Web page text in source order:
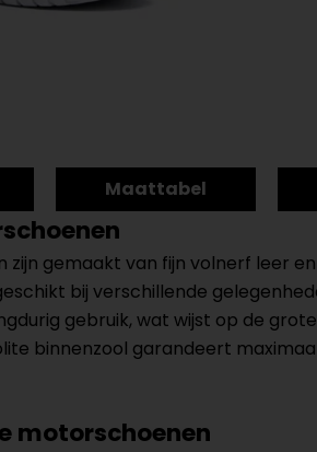
Maattabel
gemaakt van fijn volnerf leer
bij verschillende
gebruik, wat wijst op de
binnenzool garandeert
motorschoenen